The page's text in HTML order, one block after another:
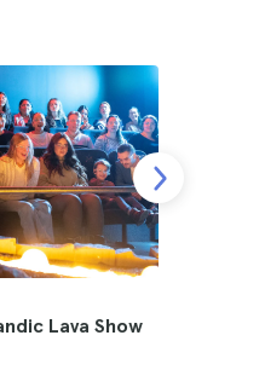
Lava Show